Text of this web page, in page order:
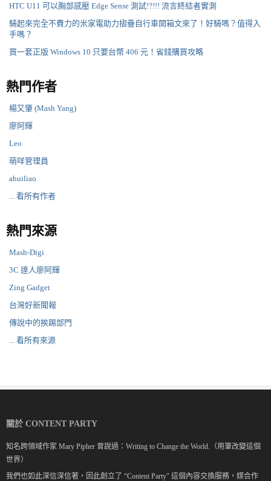
HTC U11 可以胸部感壓 Edge Sense 測試!?!!! 流言終結者實測
騎起來完全不費力的米家電助力摺疊自行車開箱文來了！好騎嗎？值得入
手嗎？
買一套正版 Windows 10 只要台幣 406 元！省錢購買攻略
熱門作者
楊又肇 (Mash Yang)
廖阿輝
Leo
萌咩管理員
ahuiliao
... 看所有作者
熱門來源
Mash-Digi
3C 達人廖阿輝
Zing Gadget
台灣好新聞報
傳說中的挨踢部門
... 看所有來源
關於 CONTENT PARTY
知名跨領域作家 Mary Pipher 曾說過：Writing to Change the World.（用筆改變這個
世界）
我們也如此深信深信著，因此創立了 “Content Party" 這個內容交換服務，媒合作